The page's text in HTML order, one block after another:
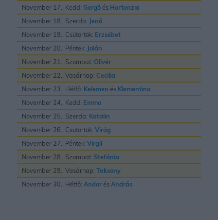
November 17., Kedd: Gergõ és Hortenzia
November 18., Szerda: Jenõ
November 19., Csütörtök: Erzsébet
November 20., Péntek: Jolán
November 21., Szombat: Olivér
November 22., Vasárnap: Cecilia
November 23., Hétfő: Kelemen és Klementina
November 24., Kedd: Emma
November 25., Szerda: Katalin
November 26., Csütörtök: Virág
November 27., Péntek: Virgil
November 28., Szombat: Stefánia
November 29., Vasárnap: Taksony
November 30., Hétfő: Andor ésAndrás